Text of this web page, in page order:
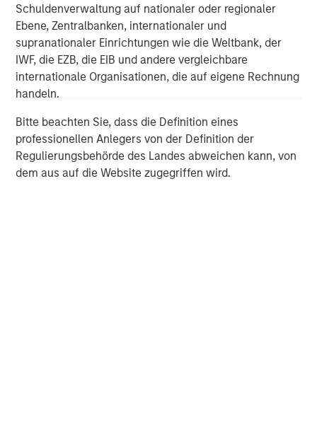
Schuldenverwaltung auf nationaler oder regionaler
Ebene, Zentralbanken, internationaler und
supranationaler Einrichtungen wie die Weltbank, der
IWF, die EZB, die EIB und andere vergleichbare
internationale Organisationen, die auf eigene Rechnung
handeln.
Bitte beachten Sie, dass die Definition eines
professionellen Anlegers von der Definition der
Regulierungsbehörde des Landes abweichen kann, von
dem aus auf die Website zugegriffen wird.
Morgan Stanley Investment Management, together with
its investment advisory affiliates, has more than 1,300
investment professionals around the world and $1.7
trillion in assets under management or supervision as of
June 30, 2025. Morgan Stanley Investment Management
performance, outstanding service, and a comprehensive
suite of investment management solutions to a diverse
client base, which includes governments, institutions,
corporations and individuals worldwide. For further